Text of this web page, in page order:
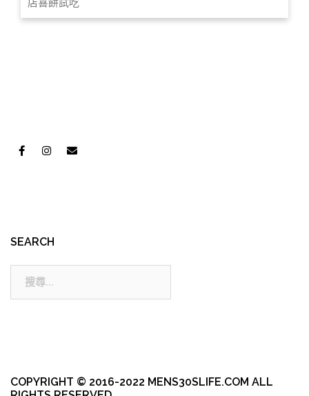
SEARCH
COPYRIGHT © 2016-2022 MENS30SLIFE.COM ALL